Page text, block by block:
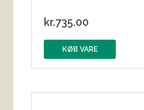
kr.735.00
KØB VARE